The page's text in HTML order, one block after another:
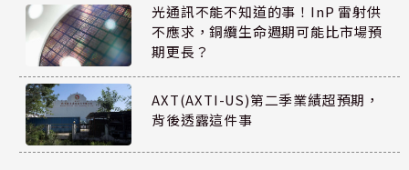
光通訊不能不知道的事！InP 雷射供
不應求，銅纜生命週期可能比市場預
期更長？
AXT(AXTI-US)第二季業績超預期，
背後透露這件事